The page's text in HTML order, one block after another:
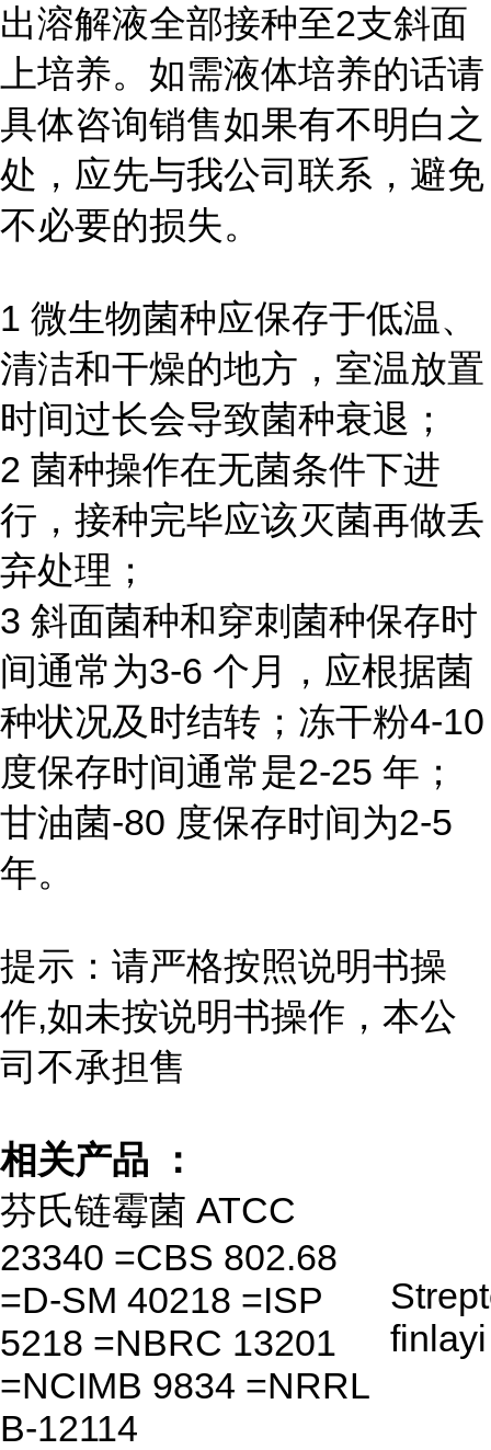
出溶解液全部接种至2支斜面
上培养。如需液体培养的话请
具体咨询销售如果有不明白之
处，应先与我公司联系，避免
不必要的损失。
1 微生物菌种应保存于低温、
清洁和干燥的地方，室温放置
时间过长会导致菌种衰退；
2 菌种操作在无菌条件下进
行，接种完毕应该灭菌再做丢
弃处理；
3 斜面菌种和穿刺菌种保存时
间通常为3-6 个月，应根据菌
种状况及时结转；冻干粉4-10
度保存时间通常是2-25 年；
甘油菌-80 度保存时间为2-5
年。
提示：请严格按照说明书操
作,如未按说明书操作，本公
司不承担售
相关产品 ：
芬氏链霉菌 ATCC
23340 =CBS 802.68
=D-SM 40218 =ISP
5218 =NBRC 13201
=NCIMB 9834 =NRRL
B-12114
finlayi